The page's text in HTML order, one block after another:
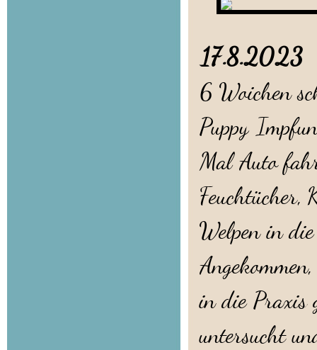
6 Woichen
Puppy
Mal Auto
Feuchtücher,
Welpen in
in die Praxis
untersucht